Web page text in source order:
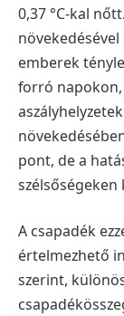
0,37 °C-kal
emberek
forró napokon,
pont, de a
A csapadék
értelmezhető
szerint,